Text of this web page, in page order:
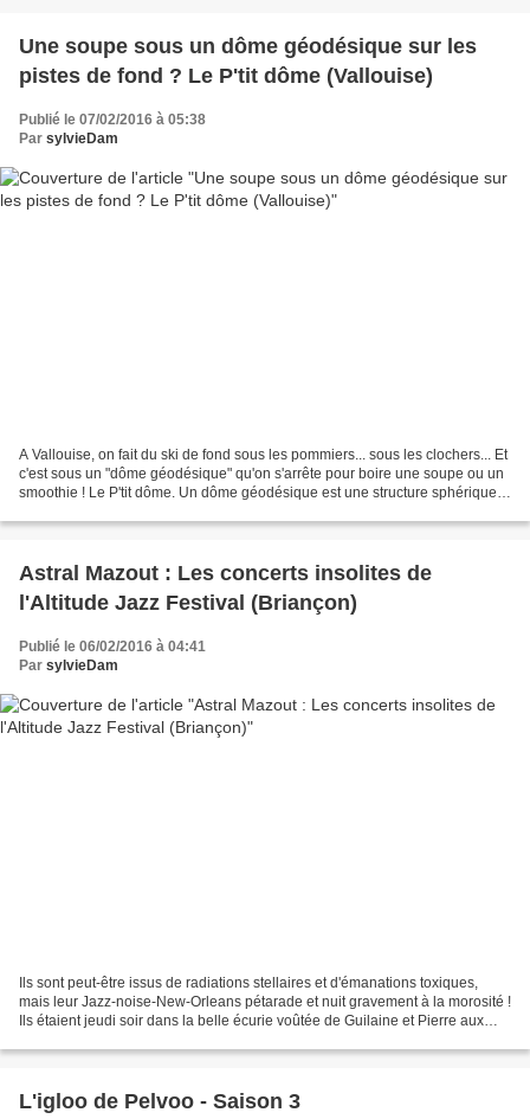
Une soupe sous un dôme géodésique sur les
pistes de fond ? Le P'tit dôme (Vallouise)
Publié le 07/02/2016 à 05:38
Par sylvieDam
A Vallouise, on fait du ski de fond sous les pommiers... sous les clochers... Et
c'est sous un "dôme géodésique" qu'on s'arrête pour boire une soupe ou un
smoothie ! Le P'tit dôme. Un dôme géodésique est une structure sphérique
Astral Mazout : Les concerts insolites de
l'Altitude Jazz Festival (Briançon)
Publié le 06/02/2016 à 04:41
Par sylvieDam
Ils sont peut-être issus de radiations stellaires et d'émanations toxiques,
mais leur Jazz-noise-New-Orleans pétarade et nuit gravement à la morosité !
Ils étaient jeudi soir dans la belle écurie voûtée de Guilaine et Pierre aux
L'igloo de Pelvoo - Saison 3